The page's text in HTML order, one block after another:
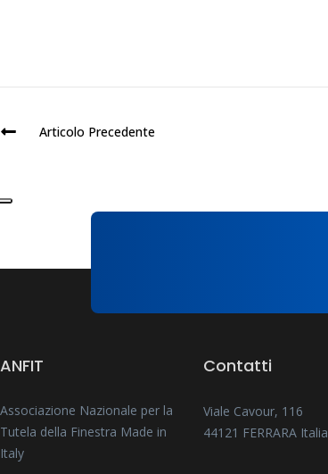
Articolo Precedente
ANFIT
Associazione Nazionale per la
Tutela della Finestra Made in
Italy
Contatti
Viale Cavour, 116
44121 FERRARA Italia